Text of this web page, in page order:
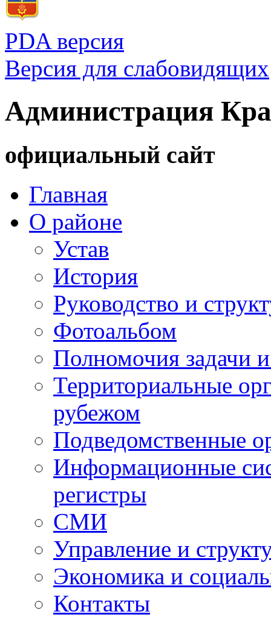
PDA версия
Версия для слабовидящих
Администрация
официальный сайт
Главная
О районе
Устав
История
Руководство и
Фотоальбом
Полномочия задачи
Территориальные
рубежом
Подведомственные
Информационные
регистры
СМИ
Управление и
Экономика и
Контакты